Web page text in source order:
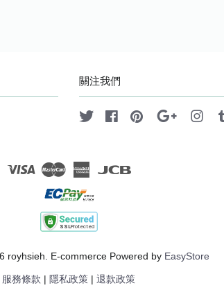
關注我們
Twitter FacebookPinterest Google
Visa Master American
royhsieh. E-commerce Powered by EasyStore
服務條款 隱私政策 退款政策